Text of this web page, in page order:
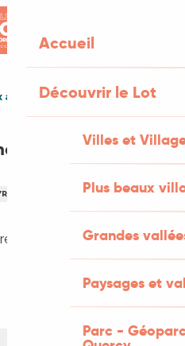
Accueil
Découvrir le Lot
Villes et
Plus beaux
Grandes
Paysages et
Parc -
la bougie - AETHER
et voix à la bougie
JAZZ ET BLUES